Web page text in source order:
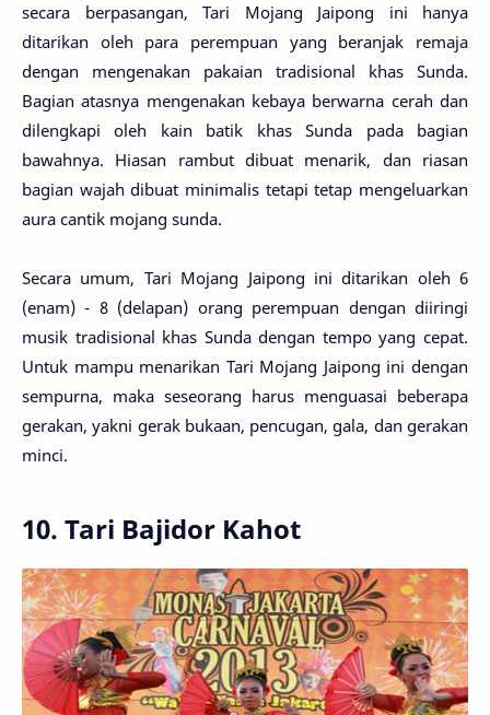
secara berpasangan, Tari Mojang Jaipong ini hanya
ditarikan oleh para perempuan yang beranjak remaja
dengan mengenakan pakaian tradisional khas Sunda.
Bagian atasnya mengenakan kebaya berwarna cerah dan
dilengkapi oleh kain batik khas Sunda pada bagian
bawahnya. Hiasan rambut dibuat menarik, dan riasan
bagian wajah dibuat minimalis tetapi tetap mengeluarkan
aura cantik mojang sunda.
Secara umum, Tari Mojang Jaipong ini ditarikan oleh 6
(enam) - 8 (delapan) orang perempuan dengan diiringi
musik tradisional khas Sunda dengan tempo yang cepat.
Untuk mampu menarikan Tari Mojang Jaipong ini dengan
sempurna, maka seseorang harus menguasai beberapa
gerakan, yakni gerak bukaan, pencugan, gala, dan gerakan
minci.
10. Tari Bajidor Kahot